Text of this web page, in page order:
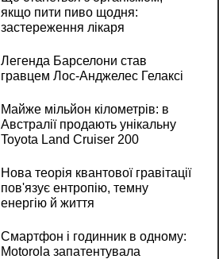
якщо пити пиво щодня:
застереження лікаря
Легенда Барселони став
гравцем Лос-Анджелес Гелаксі
Майже мільйон кілометрів: в
Австралії продають унікальну
Toyota Land Cruiser 200
Нова теорія квантової гравітації
пов'язує ентропію, темну
енергію й життя
Смартфон і годинник в одному:
Motorola запатентувала